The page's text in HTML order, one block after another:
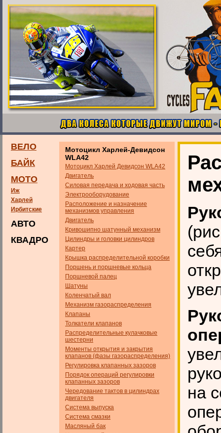
ВЕЛО
БАЙК
МОТО
Иж
Харлей
Ирбитские
АВТО
КВАДРО
Мотоцикл Харлей-Девидсон
WLA42
Мотоцикл Харлей Девидсон WLA42
Двигатель
Силовая передача и ходовая часть
Электрооборудование
Расположение и назначение
механизмов управления
Двигатель
Кривошипно шатунный механизм
Цилиндры и головки цилиндров
Картер
Крышка распределительной коробки
Поршень и поршневые кольца
Поршневой палец
Шатуны
Коленчатый вал
Механизм газораспределения
Клапаны
Толкатели клапанов
Распределительные кулачковые
шестерни
Моменты открытия и закрытия
клапанов (фазы газораспределения)
Регулировка клапанных зазоров
Порядок операций регулировки
клапанных зазоров
Чередование тактов в цилиндрах
двигателя
Система выпуска
Система смазки
Масляный бак
на